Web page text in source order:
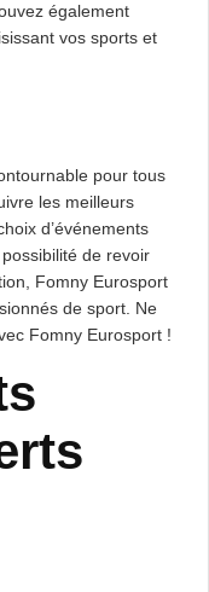
également
vos sports et
pour tous
les meilleurs
d’événements
de revoir
Fomny Eurosport
de sport. Ne
Fomny Eurosport !